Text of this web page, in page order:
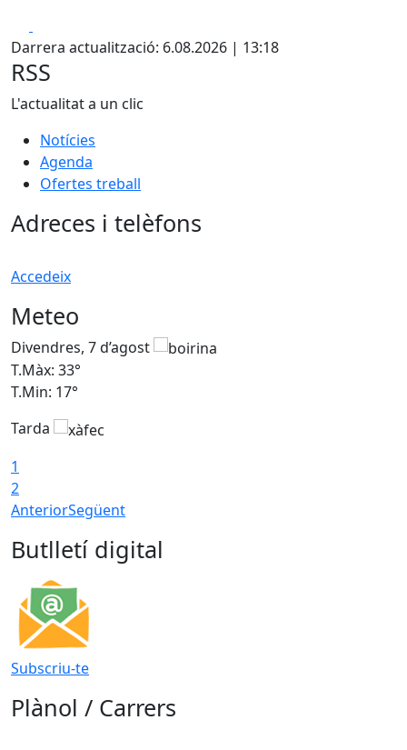
Darrera actualització: 6.08.2026 | 13:18
RSS
L'actualitat a un clic
Notícies
Agenda
Ofertes treball
Adreces i telèfons
Accedeix
Meteo
Divendres, 7 d’agost
T.Màx: 33°
T.Min: 17°
Tarda
1
2
AnteriorSegüent
Butlletí digital
Subscriu-te
Plànol / Carrers